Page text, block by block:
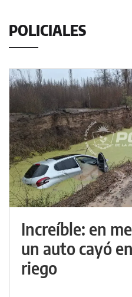
POLICIALES
Increíble: en
un auto cayó
riego